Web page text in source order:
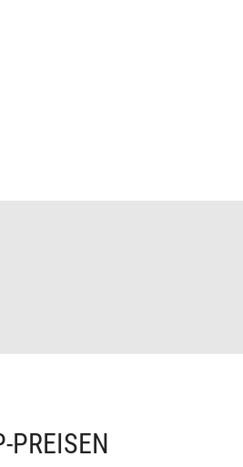
PREISEN